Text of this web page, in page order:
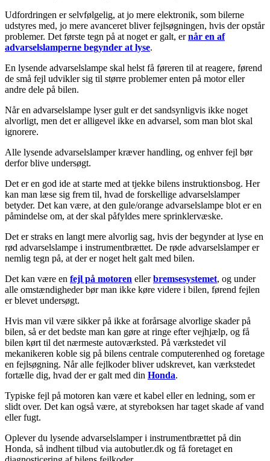
Udfordringen er selvfølgelig, at jo mere elektronik, som bilerne
udstyres med, jo mere avanceret bliver fejlsøgningen, hvis der opstår
problemer. Det første tegn på at noget er galt, ernår en af
advarselslamperne begynder at lyse.
En lysende advarselslampe skal helst få føreren til at reagere, førend
de små fejl udvikler sig til større problemer enten på motor eller
andre dele på bilen.
Når en advarselslampe lyser gult er det sandsynligvis ikke noget
alvorligt, men det er alligevel ikke en advarsel, som man blot skal
ignorere.
Alle lysende advarselslamper kræver handling, og enhver fejl bør
derfor blive undersøgt.
Det er en god ide at starte med at tjekke bilens instruktionsbog. Her
kan man læse sig frem til, hvad de forskellige advarselslamper
betyder. Det kan være, at den gule/orange advarselslampe blot er en
påmindelse om, at der skal påfyldes mere sprinklervæske.
Det er straks en langt mere alvorlig sag, hvis der begynder at lyse en
rød advarselslampe i instrumentbrættet. De røde advarselslamper er
nemlig tegn på, at der er noget helt galt med bilen.
Det kan være en fejl på motoren ellerbremsesystemet, og under
alle omstændigheder bør man ikke køre videre i bilen, førend fejlen
er blevet undersøgt.
Hvis man vil være sikker på ikke at forårsage alvorlige skader på
bilen, så er det bedste man kan gøre at ringe efter vejhjælp, og få
bilen kørt til det nærmeste autoværksted. På værkstedet vil
mekanikeren koble sig på bilens centrale computerenhed og foretage
en fejlsøgning. Når alle fejlkoder bliver udskrevet, kan værkstedet
fortælle dig, hvad der er galt med din Honda.
Typiske fejl på motoren kan være et kabel eller en ledning, som er
slidt over. Det kan også være, at styreboksen har taget skade af vand
eller fugt.
Oplever du lysende advarselslamper i instrumentbrættet på din
Honda, så indhent tilbud via autobutler.dk og få foretaget en